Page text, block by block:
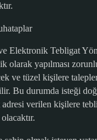
Elektronik Tebligat
olarak yapılması
ve tüzel kişilere
Bu durumda isteği
verilen kişilere